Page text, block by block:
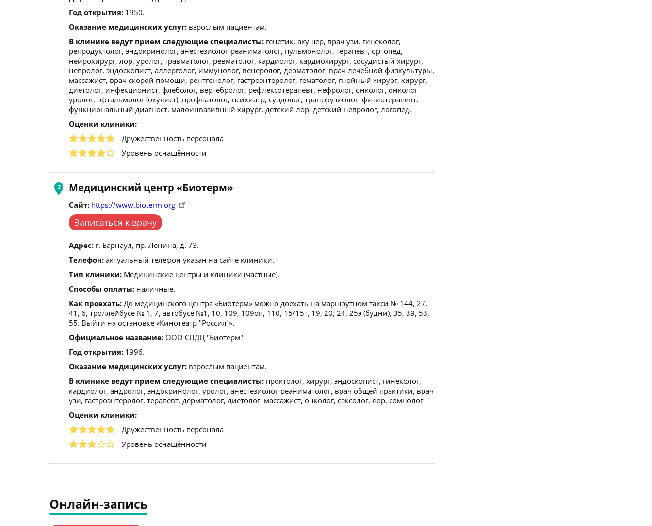
Год открытия: 1950.
Оказание медицинских услуг: взрослым пациентам.
В клинике ведут прием следующие специалисты: генетик, акушер, врач узи, гинеколог,
репродуктолог, эндокринолог, анестезиолог-реаниматолог, пульмонолог, терапевт, ортопед,
нейрохирург, лор, уролог, травматолог, ревматолог, кардиолог, кардиохирург, сосудистый хирург,
невролог, эндоскопист, аллерголог, иммунолог, венеролог, дерматолог, врач лечебной физкультуры,
массажист, врач скорой помощи, рентгенолог, гастроэнтеролог, гематолог, гнойный хирург, хирург,
диетолог, инфекционист, флеболог, вертебролог, рефлексотерапевт, нефролог, онколог, онколог-
уролог, офтальмолог (окулист), профпатолог, психиатр, сурдолог, трансфузиолог, физиотерапевт,
функциональный диагност, малоинвазивный хирург, детский лор, детский невролог, логопед.
Оценки клиники:
Дружественность персонала
Уровень оснащённости
Медицинский центр «Биотерм»
Сайт: https://www.bioterm.org
Записаться к врачу
Адрес: г. Барнаул, пр. Ленина, д. 73.
Телефон: актуальный телефон указан на сайте клиники.
Тип клиники: Медицинские центры и клиники (частные).
Способы оплаты: наличные.
Как проехать: До медицинского центра «Биотерм» можно доехать на маршрутном такси № 144, 27,
41, 6, троллейбусе № 1, 7, автобусе №1, 10, 109, 109оп, 110, 15/15т, 19, 20, 24, 25э (будни), 35, 39, 53,
55. Выйти на остановке «Кинотеатр "Россия"».
Официальное название: ООО СПДЦ "Биотерм".
Год открытия: 1996.
Оказание медицинских услуг: взрослым пациентам.
В клинике ведут прием следующие специалисты: проктолог, хирург, эндоскопист, гинеколог,
кардиолог, андролог, эндокринолог, уролог, анестезиолог-реаниматолог, врач общей практики, врач
узи, гастроэнтеролог, терапевт, дерматолог, диетолог, массажист, онколог, сексолог, лор, сомнолог.
Оценки клиники:
Дружественность персонала
Уровень оснащённости
Онлайн-запись